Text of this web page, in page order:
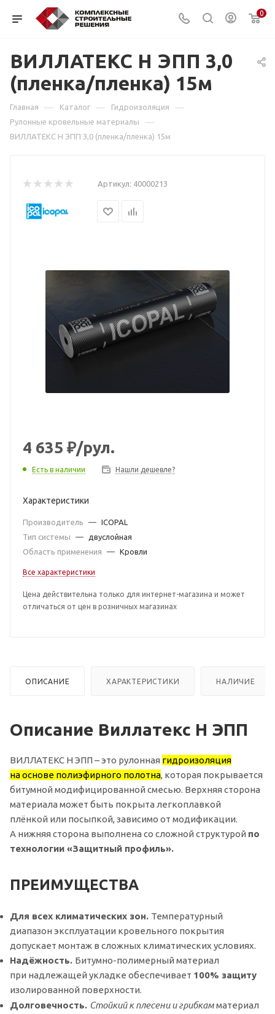
0
ВИЛЛАТЕКС Н ЭПП 3,0
(пленка/пленка) 15м
Главная — Каталог — Гидроизоляция —
Рулонные кровельные материалы —
ВИЛЛАТЕКС Н ЭПП 3,0 (пленка/пленка) 15м
Артикул: 40000213
4 635 ₽/рул.
Есть в наличии Нашли дешевле?
Характеристики
Производитель — ICOPAL
Тип системы
—
двуслойная
Область применения
— Кровли
Все характеристики
Цена действительна только для интернет-магазина и может
отличаться от цен в розничных магазинах
ОПИСАНИЕ ХАРАКТЕРИСТИКИ НАЛИЧИЕ
Описание Виллатекс Н ЭПП
ВИЛЛАТЕКС Н ЭПП – это рулонная гидроизоляция
на основе полиэфирного полотна, которая покрывается
битумной модифицированной смесью. Верхняя сторона
материала может быть покрыта легкоплавкой
плёнкой или посыпкой, зависимо от модификации.
А нижняя сторона выполнена со сложной структурой по
технологии «Защитный профиль».
ПРЕИМУЩЕСТВА
Для всех климатических зон. Температурный
диапазон эксплуатации кровельного покрытия
допускает монтаж в сложных климатических условиях.
Надёжность. Битумно-полимерный материал
при надлежащей укладке обеспечивает 100% защиту
изолированной поверхности.
Долговечность. Стойкий к плесени и грибкамматериал